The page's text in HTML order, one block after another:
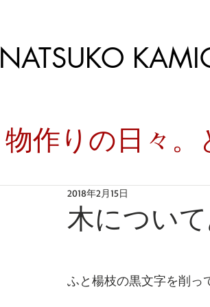
NATSUKO
物作りの日々。
木につい
2018年2月15日
ふと楊枝の黒文字を削っ